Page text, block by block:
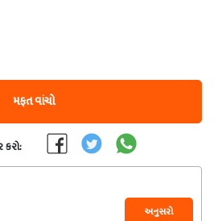
મફત વાંચો
અનુસરો